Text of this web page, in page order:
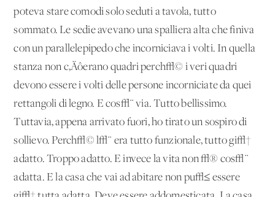
poteva stare comodi solo seduti a tavola, tutto
sommato. Le sedie avevano una spalliera alta che finiva
con un parallelepipedo che incorniciava i volti. In quella
stanza non c‚Äôerano quadri perch√© i veri quadri
devono essere i volti delle persone incorniciate da quei
rettangoli di legno. E cos√¨ via. Tutto bellissimo.
Tuttavia, appena arrivato fuori, ho tirato un sospiro di
sollievo. Perch√© l√¨ era tutto funzionale, tutto gi√†
adatto. Troppo adatto. E invece la vita non √® cos√¨
adatta. E la casa che vai ad abitare non pu√≤ essere